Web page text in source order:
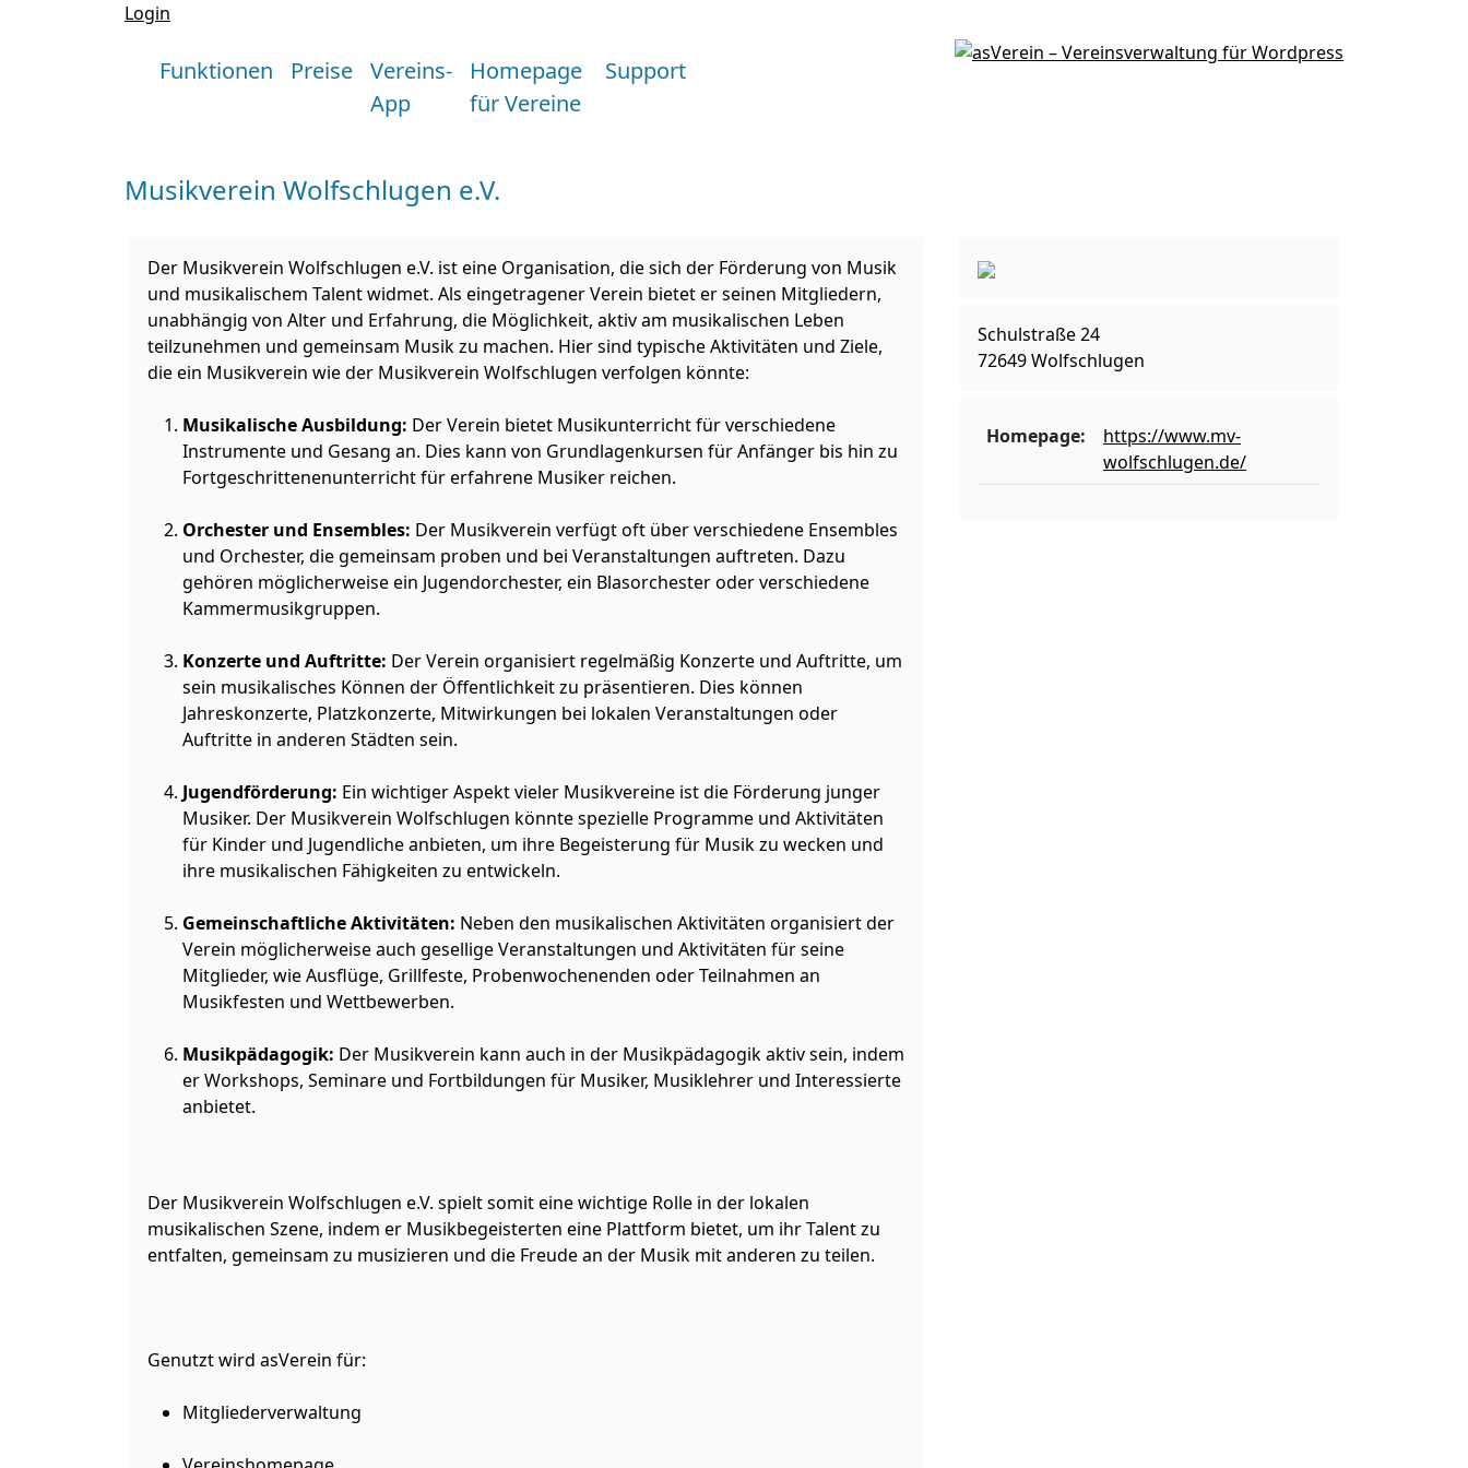
Login
Funktionen Preise Vereins-
App
Homepage
für Vereine
Support
Musikverein Wolfschlugen e.V.
Der Musikverein Wolfschlugen e.V. ist eine Organisation, die sich der Förderung von Musik
und musikalischem Talent widmet. Als eingetragener Verein bietet er seinen Mitgliedern,
unabhängig von Alter und Erfahrung, die Möglichkeit, aktiv am musikalischen Leben
teilzunehmen und gemeinsam Musik zu machen. Hier sind typische Aktivitäten und Ziele,
die ein Musikverein wie der Musikverein Wolfschlugen verfolgen könnte:
Musikalische Ausbildung: Der Verein bietet Musikunterricht für verschiedene
Instrumente und Gesang an. Dies kann von Grundlagenkursen für Anfänger bis hin zu
Fortgeschrittenenunterricht für erfahrene Musiker reichen.
Orchester und Ensembles: Der Musikverein verfügt oft über verschiedene Ensembles
und Orchester, die gemeinsam proben und bei Veranstaltungen auftreten. Dazu
gehören möglicherweise ein Jugendorchester, ein Blasorchester oder verschiedene
Kammermusikgruppen.
Konzerte und Auftritte: Der Verein organisiert regelmäßig Konzerte und Auftritte, um
sein musikalisches Können der Öffentlichkeit zu präsentieren. Dies können
Jahreskonzerte, Platzkonzerte, Mitwirkungen bei lokalen Veranstaltungen oder
Auftritte in anderen Städten sein.
Jugendförderung: Ein wichtiger Aspekt vieler Musikvereine ist die Förderung junger
Musiker. Der Musikverein Wolfschlugen könnte spezielle Programme und Aktivitäten
für Kinder und Jugendliche anbieten, um ihre Begeisterung für Musik zu wecken und
ihre musikalischen Fähigkeiten zu entwickeln.
Gemeinschaftliche Aktivitäten: Neben den musikalischen Aktivitäten organisiert der
Verein möglicherweise auch gesellige Veranstaltungen und Aktivitäten für seine
Mitglieder, wie Ausflüge, Grillfeste, Probenwochenenden oder Teilnahmen an
Musikfesten und Wettbewerben.
Musikpädagogik: Der Musikverein kann auch in der Musikpädagogik aktiv sein, indem
er Workshops, Seminare und Fortbildungen für Musiker, Musiklehrer und Interessierte
anbietet.
Der Musikverein Wolfschlugen e.V. spielt somit eine wichtige Rolle in der lokalen
musikalischen Szene, indem er Musikbegeisterten eine Plattform bietet, um ihr Talent zu
entfalten, gemeinsam zu musizieren und die Freude an der Musik mit anderen zu teilen.
Genutzt wird asVerein für:
Mitgliederverwaltung
Schulstraße 24
72649 Wolfschlugen
Homepage:
https://www.mv-
wolfschlugen.de/